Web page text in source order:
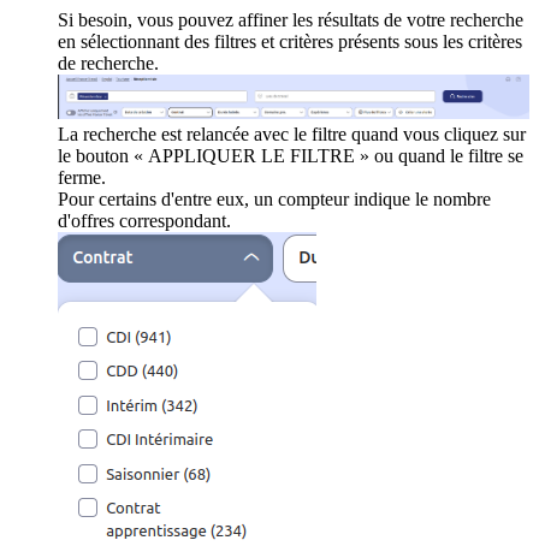
Si besoin, vous pouvez affiner les résultats de votre recherche
en sélectionnant des filtres et critères présents sous les critères
de recherche.
La recherche est relancée avec le filtre quand vous cliquez sur
le bouton « APPLIQUER LE FILTRE » ou quand le filtre se
ferme.
Pour certains d'entre eux, un compteur indique le nombre
d'offres correspondant.